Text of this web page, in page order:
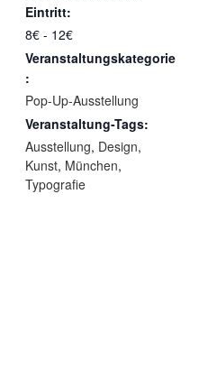
Eintritt:
8€ - 12€
Veranstaltungskategorie
:
Pop-Up-Ausstellung
Veranstaltung-Tags:
Ausstellung, Design,
Kunst, München,
Typografie